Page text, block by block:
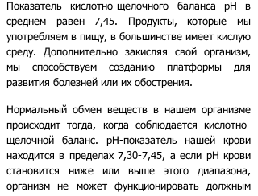
Показатель кислотно-щелочного баланса pH в
среднем равен 7,45. Продукты, которые мы
употребляем в пищу, в большинстве имеет кислую
среду. Дополнительно закисляя свой организм,
мы способствуем созданию платформы для
развития болезней или их обострения.
Нормальный обмен веществ в нашем организме
происходит тогда, когда соблюдается кислотно-
щелочной баланс. pН-показатель нашей крови
находится в пределах 7,30-7,45, а если рН крови
становится ниже или выше этого диапазона,
организм не может функционировать должным